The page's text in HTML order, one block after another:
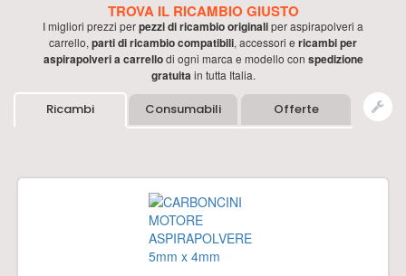
TROVA IL RICAMBIO GIUSTO
I migliori prezzi perpezzi di ricambio originaliperaspirapolveri a
carrello, parti di ricambio compatibili, accessori e ricambi per
aspirapolveri a carrellodi ogni marca e modello con spedizione
gratuita in tutta Italia.
Ricambi Consumabili Offerte